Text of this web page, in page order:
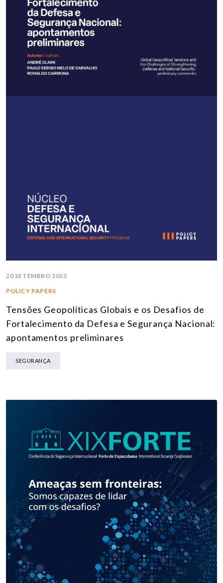
20 SETEMBRO 2022
POLICY PAPERS
Tensões Geopolíticas Globais e os Desafios de
Fortalecimento da Defesa e Segurança Nacional:
apontamentos preliminares
SEGURANÇA